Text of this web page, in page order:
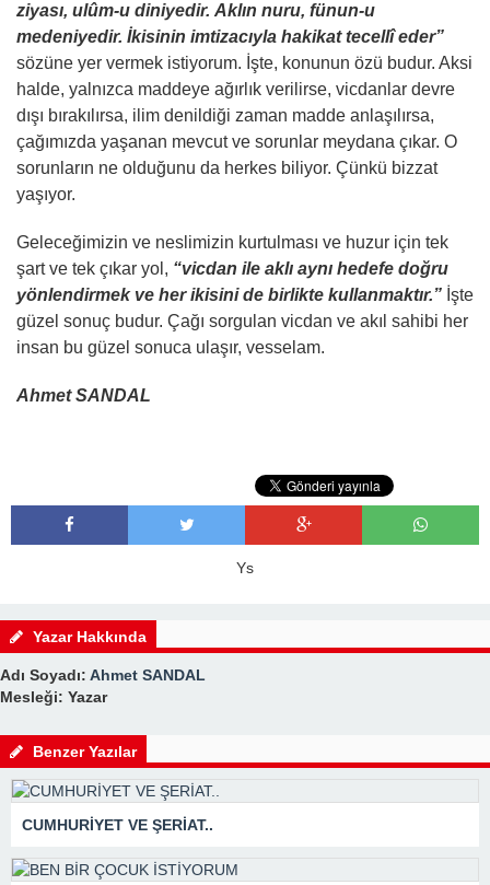
ziyası, ulûm-u diniyedir. Aklın nuru, fünun-u
medeniyedir. İkisinin imtizacıyla hakikat tecellî eder”
sözüne yer vermek istiyorum. İşte, konunun özü budur. Aksi
halde, yalnızca maddeye ağırlık verilirse, vicdanlar devre
dışı bırakılırsa, ilim denildiği zaman madde anlaşılırsa,
çağımızda yaşanan mevcut ve sorunlar meydana çıkar. O
sorunların ne olduğunu da herkes biliyor. Çünkü bizzat
yaşıyor.
Geleceğimizin ve neslimizin kurtulması ve huzur için tek
şart ve tek çıkar yol, “vicdan ile aklı aynı hedefe doğru
yönlendirmek ve her ikisini de birlikte kullanmaktır.” İşte
güzel sonuç budur. Çağı sorgulan vicdan ve akıl sahibi her
insan bu güzel sonuca ulaşır, vesselam.
Ahmet SANDAL
Ys
Yazar Hakkında
Adı Soyadı: Ahmet SANDAL
Mesleği: Yazar
Benzer Yazılar
CUMHURİYET VE ŞERİAT..